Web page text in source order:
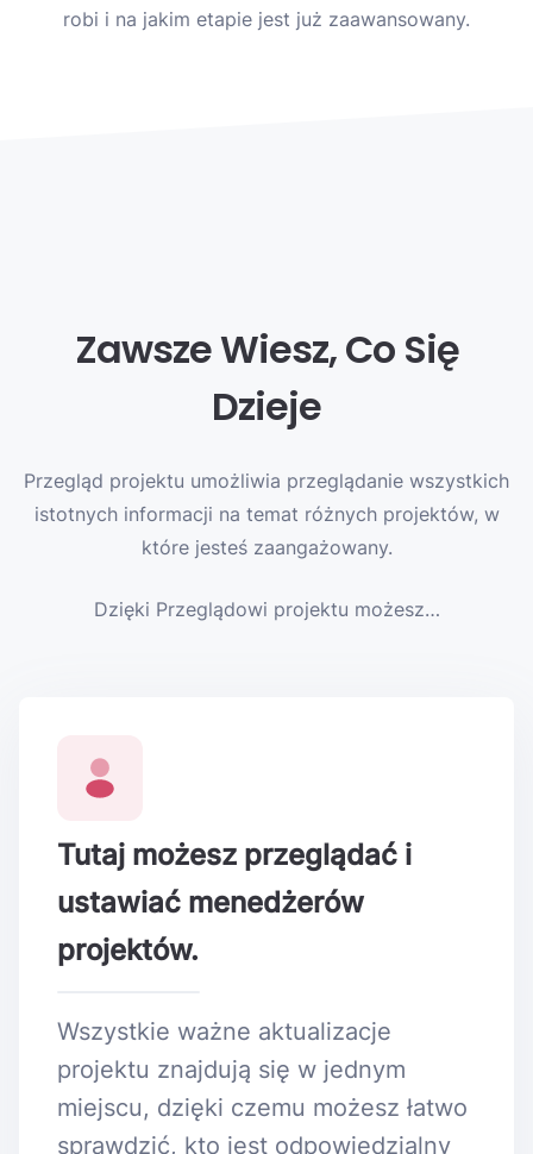
robi i na jakim etapie jest już zaawansowany.
Zawsze Wiesz, Co Się
Dzieje
Przegląd projektu umożliwia przeglądanie wszystkich
istotnych informacji na temat różnych projektów, w
które jesteś zaangażowany.
Dzięki Przeglądowi projektu możesz…
Tutaj możesz przeglądać i
ustawiać menedżerów
projektów.
Wszystkie ważne aktualizacje
projektu znajdują się w jednym
miejscu, dzięki czemu możesz łatwo
sprawdzić, kto jest odpowiedzialny